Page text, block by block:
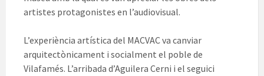
artistes protagonistes en l’audiovisual.
L’experiència artística del MACVAC va canviar
arquitectònicament i socialment el poble de
Vilafamés. L’arribada d’Aguilera Cerni i el seguici